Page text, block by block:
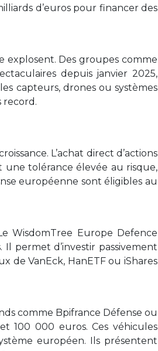
d’euros pour financer des
explosent. Des groupes comme
depuis janvier 2025,
capteurs, drones ou systèmes
record.
L’achat direct d’actions
une tolérance élevée au risque,
européenne sont éligibles au
WisdomTree Europe Defence
Il permet d’investir passivement
de VanEck, HanETF ou iShares
comme Bpifrance Défense ou
100 000 euros. Ces véhicules
européen. Ils présentent